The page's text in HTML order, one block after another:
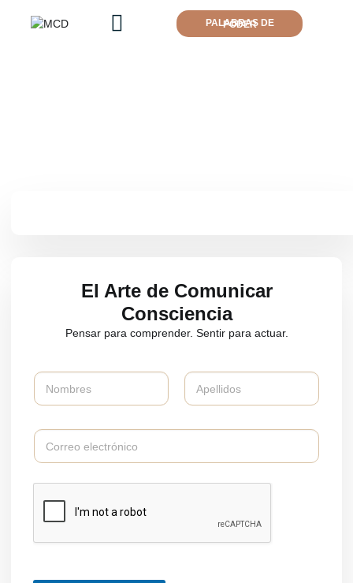
PALABRAS DE PODER
El Arte de Comunicar
Consciencia
Pensar para comprender. Sentir para actuar.